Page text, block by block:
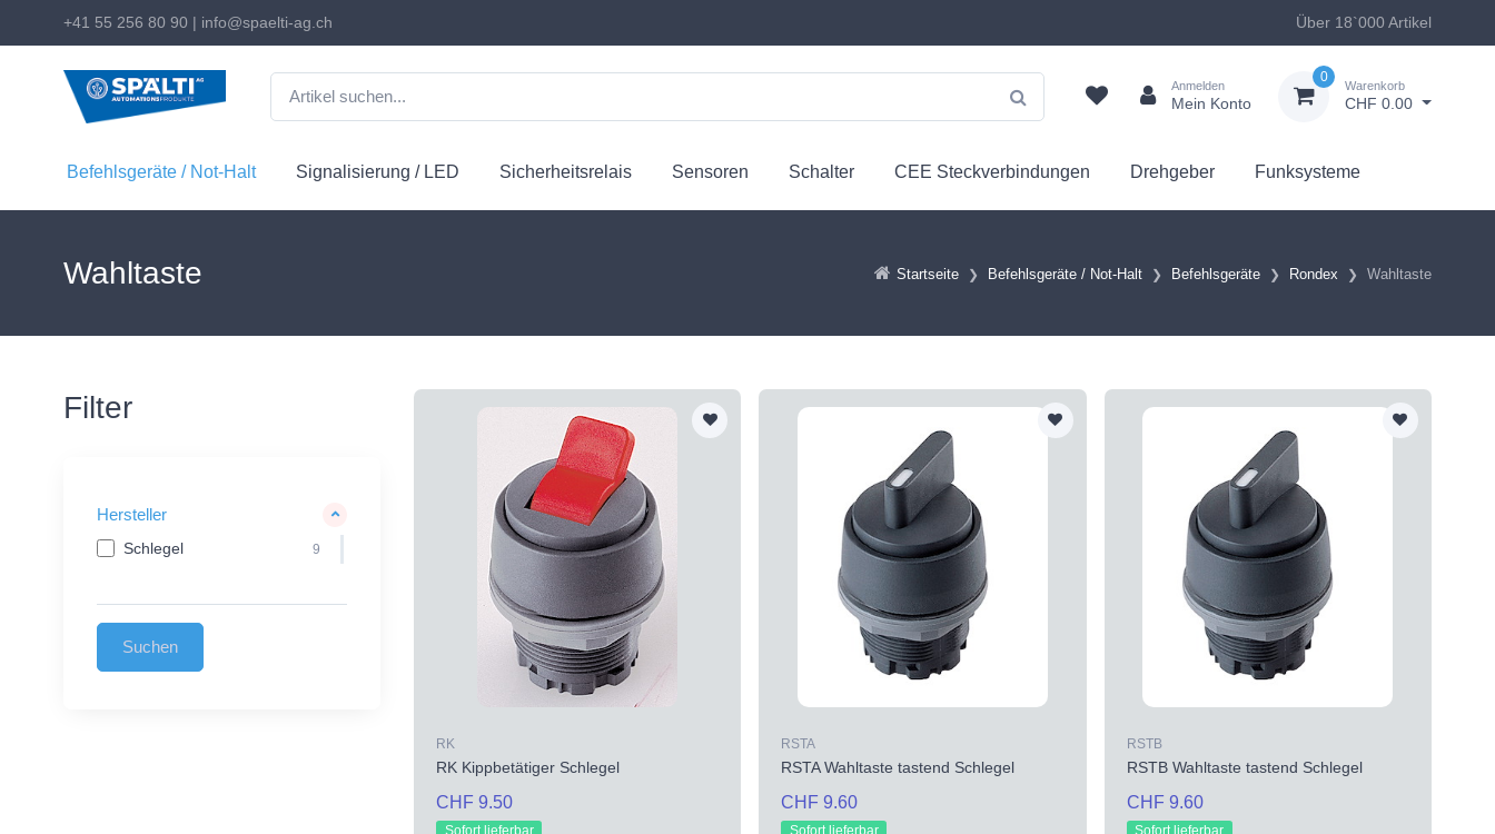
+41 55 256 80 90 | info@spaelti-ag.ch Über 18`000 Artikel
Anmelden
Mein Konto
0
Warenkorb
CHF 0.00
Befehlsgeräte / Not-Halt Signalisierung / LED Sicherheitsrelais Sensoren Schalter CEE Steckverbindungen Drehgeber Funksysteme
Startseite Befehlsgeräte / Not-Halt Befehlsgeräte Rondex Wahltaste
Wahltaste
Filter
Hersteller
Schlegel 9
RK
RK Kippbetätiger Schlegel
CHF 9.50
Sofort lieferbar
RSTA
RSTA Wahltaste tastend Schlegel
CHF 9.60
Sofort lieferbar
RSTB
RSTB Wahltaste tastend Schlegel
CHF 9.60
Sofort lieferbar